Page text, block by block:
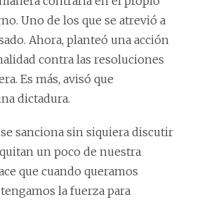
Uno de los que se atrevió a
Ahora, planteó una acción
contra las resoluciones
Es más, avisó que
dictadura.
sanciona sin siquiera discutir
un poco de nuestra
que cuando queramos
la fuerza para